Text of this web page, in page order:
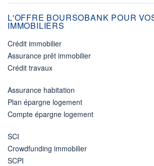
L'OFFRE BOURSOBANK POUR
IMMOBILIERS
Crédit immobilier
Assurance prêt immobilier
Crédit travaux
Assurance habitation
Plan épargne logement
Compte épargne logement
SCI
Crowdfunding immobilier
SCPI